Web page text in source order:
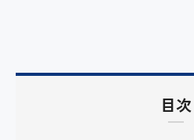
採用情報
目次